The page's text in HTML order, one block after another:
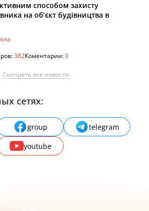
способом захисту
на об’єкт будівництва в
382Коментарии:0
Смотреть все новости
сетях:
group
telegram
youtube